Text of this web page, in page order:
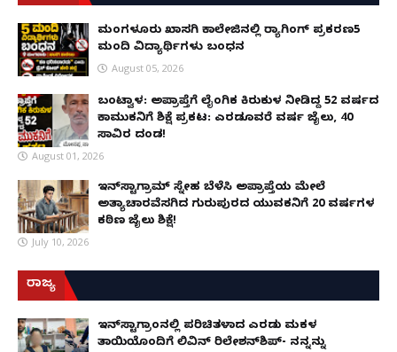
ಮಂಗಳೂರು ಖಾಸಗಿ ಕಾಲೇಜಿನಲ್ಲಿ ರ‌್ಯಾಗಿಂಗ್ ಪ್ರಕರಣ5
ಮಂದಿ ವಿದ್ಯಾರ್ಥಿಗಳು ಬಂಧನ
August 05, 2026
ಬಂಟ್ವಾಳ: ಅಪ್ರಾಪ್ತೆಗೆ ಲೈಂಗಿಕ ಕಿರುಕುಳ ನೀಡಿದ್ದ 52 ವರ್ಷದ
ಕಾಮುಕನಿಗೆ ಶಿಕ್ಷೆ ಪ್ರಕಟ: ಎರಡೂವರೆ ವರ್ಷ ಜೈಲು, ₹40
ಸಾವಿರ ದಂಡ!
August 01, 2026
ಇನ್‌ಸ್ಟಾಗ್ರಾಮ್ ಸ್ನೇಹ ಬೆಳೆಸಿ ಅಪ್ರಾಪ್ತೆಯ ಮೇಲೆ
ಅತ್ಯಾಚಾರವೆಸಗಿದ ಗುರುಪುರದ ಯುವಕನಿಗೆ 20 ವರ್ಷಗಳ
ಕಠಿಣ ಜೈಲು ಶಿಕ್ಷೆ!
July 10, 2026
ರಾಜ್ಯ
ಇನ್​ಸ್ಟಾಗ್ರಾಂನಲ್ಲಿ ಪರಿಚಿತಳಾದ ಎರಡು ಮಕ್ಕಳ
ತಾಯಿಯೊಂದಿಗೆ ಲಿವಿನ್ ರಿಲೇಶನ್​ಶಿಪ್- ನನ್ನನ್ನು